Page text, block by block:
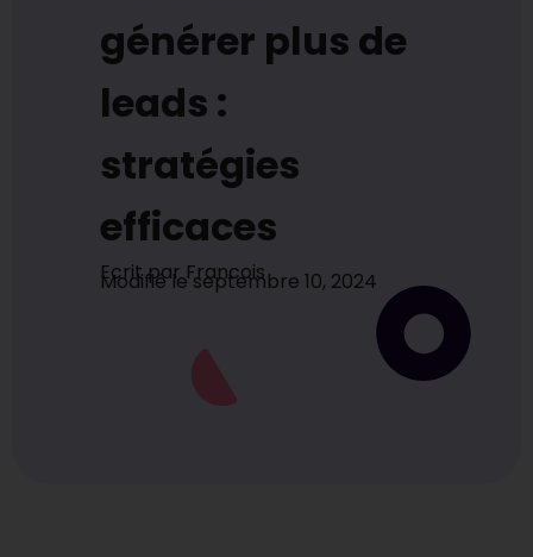
générer plus de
leads :
stratégies
efficaces
Ecrit parFrancois
Modifié le septembre 10, 2024